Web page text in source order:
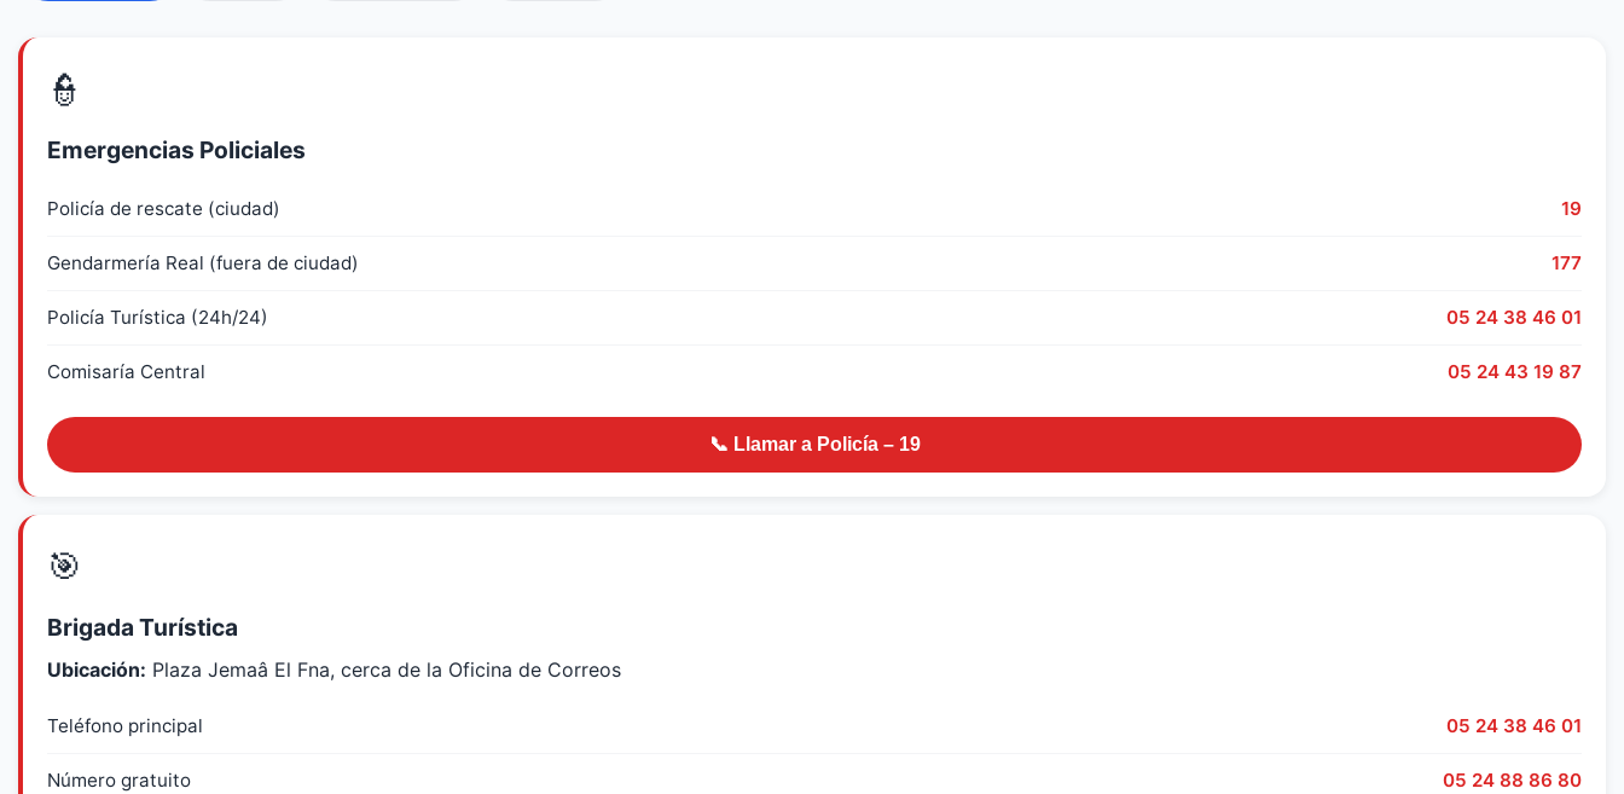
👮
Emergencias Policiales
Policía de rescate (ciudad) 19
Gendarmería Real (fuera de ciudad) 177
Policía Turística (24h/24) 05 24 38 46 01
Comisaría Central 05 24 43 19 87
📞 Llamar a Policía – 19
🎯
Brigada Turística
Ubicación: Plaza Jemaâ El Fna, cerca de la Oficina de Correos
Teléfono principal 05 24 38 46 01
Número gratuito 05 24 88 86 80